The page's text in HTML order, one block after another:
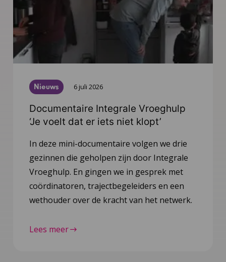
Nieuws 6 juli 2026
Documentaire Integrale Vroeghulp
‘Je voelt dat er iets niet klopt’
In deze mini-documentaire volgen we drie
gezinnen die geholpen zijn door Integrale
Vroeghulp. En gingen we in gesprek met
coördinatoren, trajectbegeleiders en een
wethouder over de kracht van het netwerk.
Lees meer